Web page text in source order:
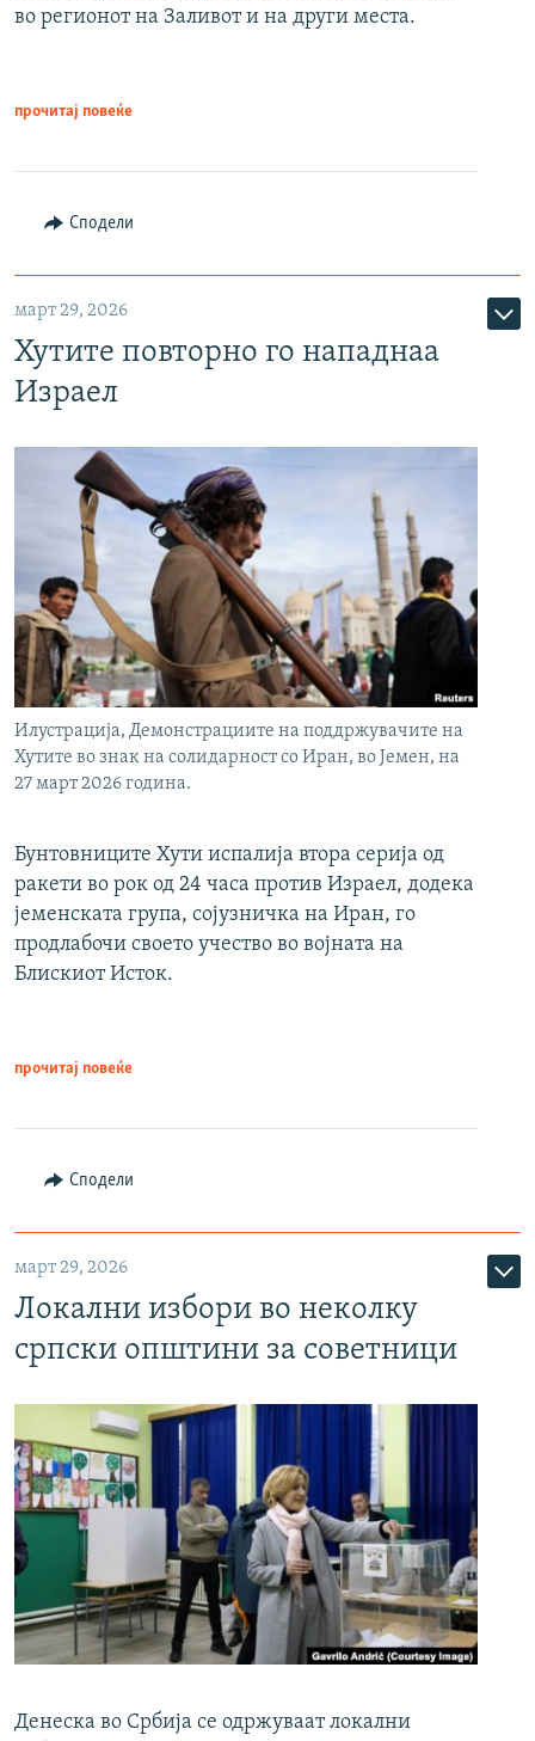
во регионот на Заливот и на други места.
прочитај повеќе
Сподели
март 29, 2026
Хутите повторно го нападнаа
Израел
Илустрација, Демонстрациите на поддржувачите на
Хутите во знак на солидарност со Иран, во Јемен, на
27 март 2026 година.
Бунтовниците Хути испалија втора серија од
ракети во рок од 24 часа против Израел, додека
јеменската група, сојузничка на Иран, го
продлабочи своето учество во војната на
Блискиот Исток.
прочитај повеќе
Сподели
март 29, 2026
Локални избори во неколку
српски општини за советници
Денеска во Србија се одржуваат локални